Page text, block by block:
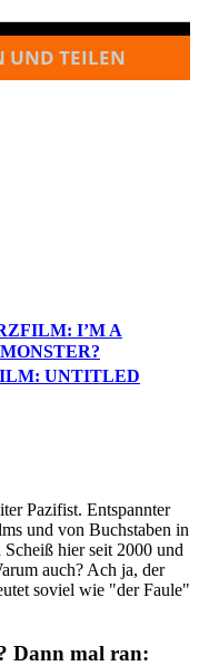
UND TEILEN
I’M A
UNTITLED
Pazifist. Entspannter
und von Buchstaben in
hier seit 2000 und
auch? Ach ja, der
soviel wie "der Faule"
Dann mal ran: